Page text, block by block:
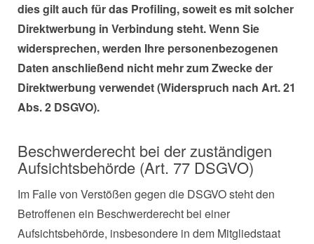
dies gilt auch für das Profiling, soweit es mit solcher
Direktwerbung in Verbindung steht. Wenn Sie
widersprechen, werden Ihre personenbezogenen
Daten anschließend nicht mehr zum Zwecke der
Direktwerbung verwendet (Widerspruch nach Art. 21
Abs. 2 DSGVO).
Beschwerderecht bei der zuständigen
Aufsichtsbehörde (Art. 77 DSGVO)
Im Falle von Verstößen gegen die DSGVO steht den
Betroffenen ein Beschwerderecht bei einer
Aufsichtsbehörde, insbesondere in dem Mitgliedstaat